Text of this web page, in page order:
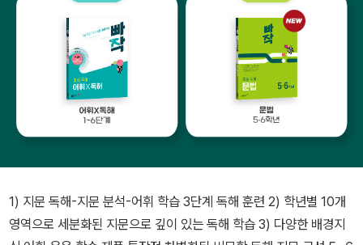
1) 지문 독해-지문 분석-어휘 학습 3단계 독해 훈련 2) 학년별 10개
영역으로 세분화된 지문으로 깊이 있는 독해 학습 3) 다양한 배경지